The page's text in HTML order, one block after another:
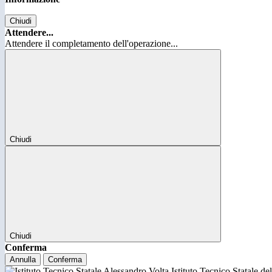
Chiudi
Attendere...
Attendere il completamento dell'operazione...
Chiudi
Chiudi
Conferma
Annulla Conferma